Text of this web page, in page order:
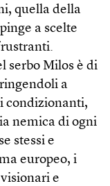
quella della
a scelte
serbo Milos è di
a
condizionanti,
nemica di ogni
stessi e
europeo, i
e